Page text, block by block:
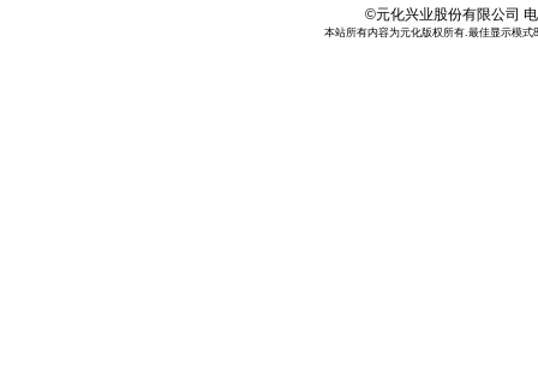
©元化兴业股份有限公司
本站所有内容为元化版权所有.最佳显示模